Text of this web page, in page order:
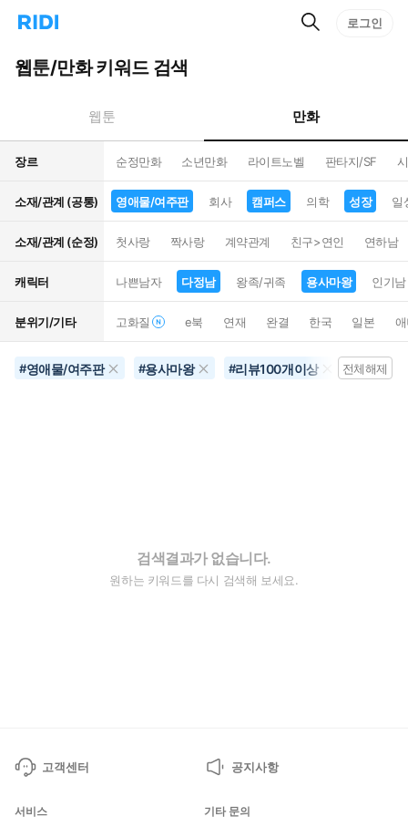
리
홈
으
턴
트
검
로그인
웹툰/만화 키워드 검색
웹툰 만화
장르 순정만화 소년만화 라이트노벨 판타지/SF
소재/관계 (공통) 영애물/여주판 회사 캠퍼스 의학 성장 일
소재/관계 (순정) 첫사랑 짝사랑 계약관계 친구>연인 연하남
캐릭터 나쁜남자 다정남 왕족/귀족 용사마왕 인기남
분위기/기타 고화질 e북 연재 완결 한국 일본
#영애물/여주판 #용사마왕 #리뷰100개이상 #삼각로
전체해제
검색결과가 없습니다.
원하는 키워드를 다시 검색해 보세요.
고객센터 공지사항
서비스 기타 문의